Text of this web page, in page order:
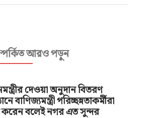
আরও পড়ুন
দেওয়া অনুদান বিতরণ
বাণিজ্যমন্ত্রী ​পরিচ্ছন্নতাকর্মীরা
বলেই নগর এত সুন্দর